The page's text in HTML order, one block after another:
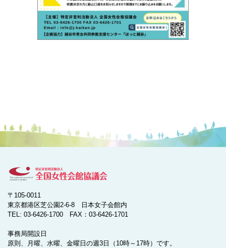
〒105-0011
東京都港区芝公園2-6-8 日本女子会館内
TEL: 03-6426-1700 FAX：03-6426-1701
事務局開設日
原則、月曜、水曜、金曜日の週3日（10時～17時）です。